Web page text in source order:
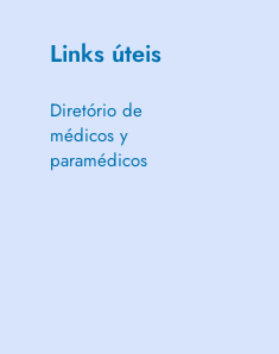
Links úteis
Diretório de
médicos y
paramédicos